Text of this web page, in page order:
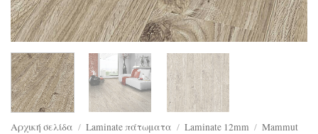
Αρχική σελίδα / Laminate πάτωματα / Laminate 12mm / Mammut